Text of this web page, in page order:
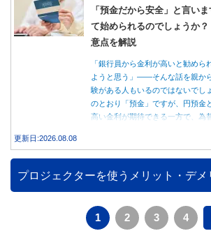
「預金だから安全」と言い
て始められるのでしょうか
意点を解説
「銀行員から金利が高いと勧めら
ようと思う」――そんな話を親か
験がある人もいるのではないで
のとおり「預金」ですが、円預金
高い金利が期待できる一方で、為
更新日:2026.08.08
プロジェクターを使うメリット・デメ
1 2 3 4